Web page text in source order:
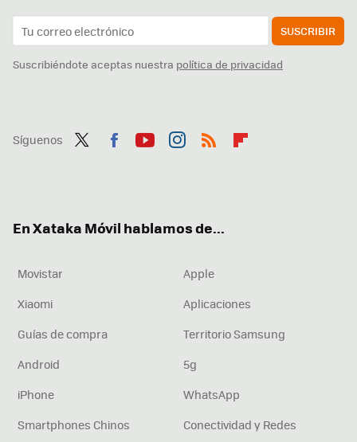
SUSCRIBIR
Suscribiéndote aceptas nuestra política de privacidad
Síguenos
En Xataka Móvil hablamos de...
Movistar
Apple
Xiaomi
Aplicaciones
Guías de compra
Territorio Samsung
Android
5g
iPhone
WhatsApp
Smartphones Chinos
Conectividad y Redes